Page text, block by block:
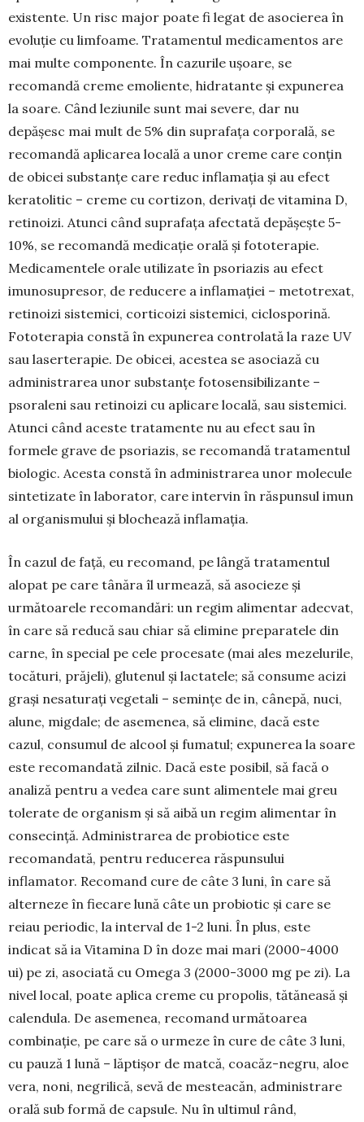
existente. Un risc major poate fi legat de asocierea în
evoluție cu limfoame. Tratamentul medicamentos are
mai multe componente. În cazurile ușoare, se
recomandă creme emoliente, hidratante și expunerea
la soare. Când leziunile sunt mai severe, dar nu
depășesc mai mult de 5% din suprafața corporală, se
recomandă aplicarea locală a unor creme care conțin
de obicei substanțe care reduc inflamația și au efect
keratolitic – creme cu cortizon, derivați de vitamina D,
retinoizi. Atunci când suprafața afectată depășește 5-
10%, se recomandă medicație orală și fototerapie.
Medicamentele orale utilizate în psoriazis au efect
imunosupresor, de reducere a inflamației – metotrexat,
retinoizi sistemici, corticoizi sistemici, ciclosporină.
Fototerapia constă în expunerea controlată la raze UV
sau laserterapie. De obicei, acestea se asociază cu
administrarea unor substanțe fotosensibilizante –
psoraleni sau retinoizi cu aplicare locală, sau sistemici.
Atunci când aceste tratamente nu au efect sau în
formele grave de psoriazis, se recomandă tratamentul
biologic. Aces­ta constă în administrarea unor molecule
sintetizate în laborator, care intervin în răspunsul imun
al organismului și blochează inflamația.
În cazul de față, eu recomand, pe lângă tratamentul
alopat pe care tânăra îl urmează, să asocieze și
următoarele recomandări: un regim ali­men­tar adecvat,
în care să reducă sau chiar să elimine preparatele din
car­ne, în special pe cele procesate (mai ales mezelurile,
tocături, prăjeli), glutenul și lactatele; să consume acizi
grași nesaturați vegetali – semințe de in, câ­ne­pă, nuci,
alune, migda­le; de asemenea, să elimine, da­că este
cazul, consumul de alcool și fumatul; expunerea la soare
este recomandată zilnic. Dacă este posibil, să facă o
analiză pentru a vedea care sunt alimentele mai greu
tolerate de organism și să aibă un regim alimentar în
consecință. Administrarea de probiotice este
recomandată, pentru reducerea răspunsului
inflamator. Recomand cure de câte 3 luni, în care să
alterneze în fiecare lună câte un probiotic și care se
reiau periodic, la interval de 1-2 luni. În plus, este
indicat să ia Vitamina D în doze mai mari (2000-4000
ui) pe zi, asociată cu Omega 3 (2000-3000 mg pe zi). La
nivel local, poate aplica creme cu propolis, tătăneasă și
calendula. De asemenea, recomand următoarea
combinație, pe care să o urmeze în cure de câte 3 luni,
cu pauză 1 lună – lăptișor de matcă, coacăz-negru, aloe
vera, noni, negrilică, sevă de mesteacăn, administrare
orală sub formă de capsule. Nu în ultimul rând,